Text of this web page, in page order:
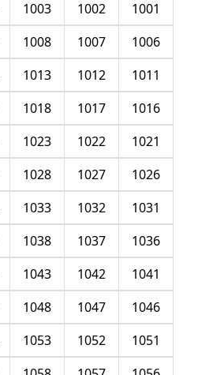
1001
1002
1003
1006
1007
1008
1011
1012
1013
1016
1017
1018
1021
1022
1023
1026
1027
1028
1031
1032
1033
1036
1037
1038
1041
1042
1043
1046
1047
1048
1051
1052
1053